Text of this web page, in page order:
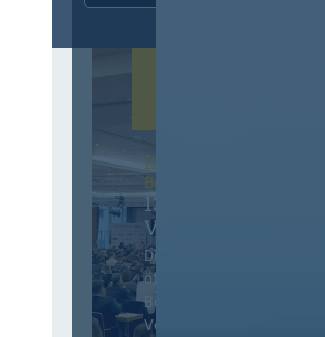
12. & 13. November 2026 in
Berlin
13. Deutscher
Vergabetag
Der Jahreskongress für
öffentliches
Beschaffungswesen und
Vergaberecht